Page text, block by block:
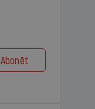
Abonēt